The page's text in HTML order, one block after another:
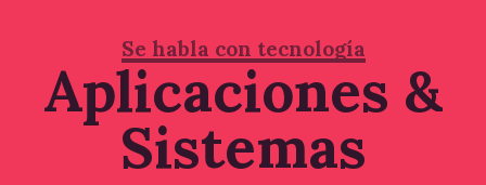
Se habla con tecnología
Aplicaciones &
Sistemas